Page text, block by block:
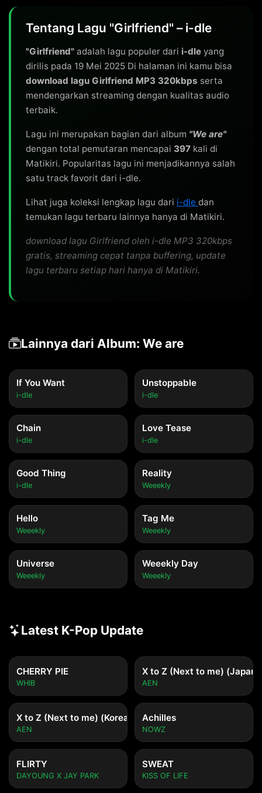
Tentang Lagu "Girlfriend" – i-dle
"Girlfriend" adalah lagu populer dari i-dle yang
dirilis pada 19 Mei 2025 Di halaman ini kamu bisa
download lagu Girlfriend MP3 320kbps serta
mendengarkan streaming dengan kualitas audio
terbaik.
Lagu ini merupakan bagian dari album "We are"
dengan total pemutaran mencapai 397 kali di
Matikiri. Popularitas lagu ini menjadikannya salah
satu track favorit dari i-dle.
Lihat juga koleksi lengkap lagu dari i-dle dan
temukan lagu terbaru lainnya hanya di Matikiri.
download lagu Girlfriend oleh i-dle MP3 320kbps
gratis, streaming cepat tanpa buffering, update
lagu terbaru setiap hari hanya di Matikiri.
Lainnya dari Album: We are
If You Want
i-dle
Unstoppable
i-dle
Chain
i-dle
Love Tease
i-dle
Good Thing
i-dle
Reality
Weeekly
Hello
Weeekly
Tag Me
Weeekly
Universe
Weeekly
Weeekly Day
Weeekly
Latest K-Pop Update
CHERRY PIE
WHIB
X to Z (Next to me)
AEN
X to Z (Next to me) (Korean ver.)
AEN
Achilles
NOWZ
FLIRTY
DAYOUNG X JAY PARK
SWEAT
KISS OF LIFE